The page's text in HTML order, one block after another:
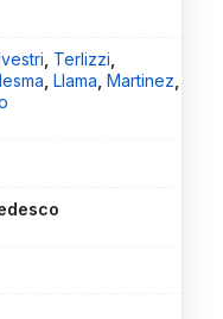
Terlizzi
Llama Martinez